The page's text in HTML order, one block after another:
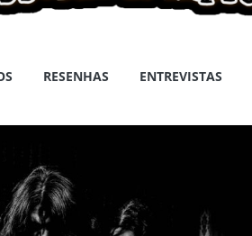
RESENHAS ENTREVISTAS